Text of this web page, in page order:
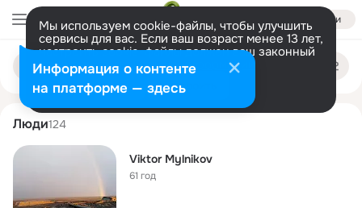
Войти
Мы используем cookie-файлы, чтобы улучшить
сервисы для вас. Если ваш возраст менее 13 лет,
настроить cookie-файлы должен ваш законный
представитель. Больше информации
Разрешить все Настроить
Поиск
людям
viktor mylnikov
Люди124
Viktor Mylnikov
61 год
Информация о контенте
на платформе — здесь